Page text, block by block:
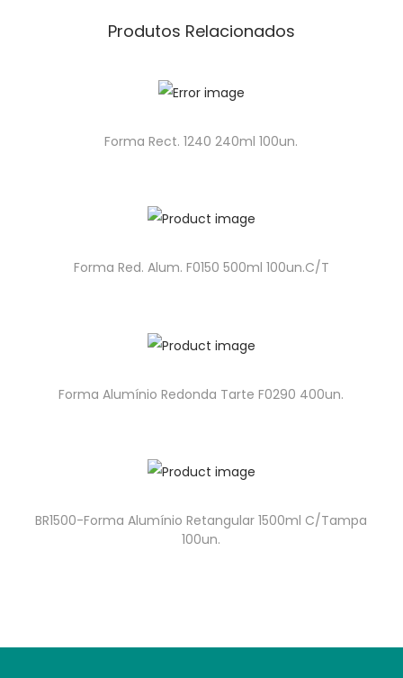
Produtos Relacionados
Forma Rect. 1240 240ml 100un.
Forma Red. Alum. F0150 500ml 100un.C/T
Forma Alumínio Redonda Tarte F0290 400un.
BR1500-Forma Alumínio Retangular 1500ml C/Tampa
100un.